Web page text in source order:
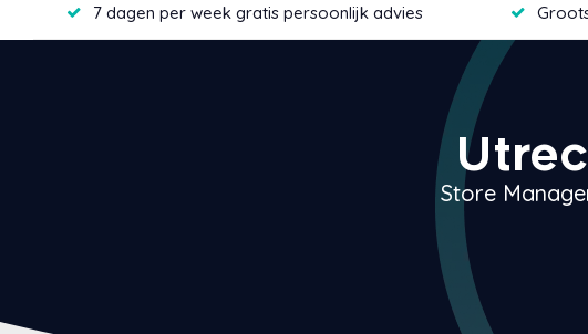
7 dagen per week gratis persoonlijk advies
Store